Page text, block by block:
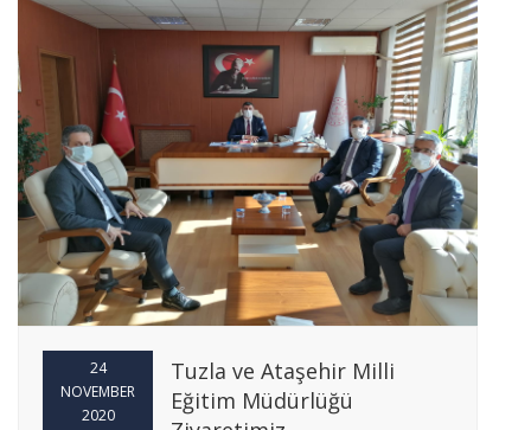
24
NOVEMBER
2020
Tuzla ve Ataşehir Milli
Eğitim Müdürlüğü